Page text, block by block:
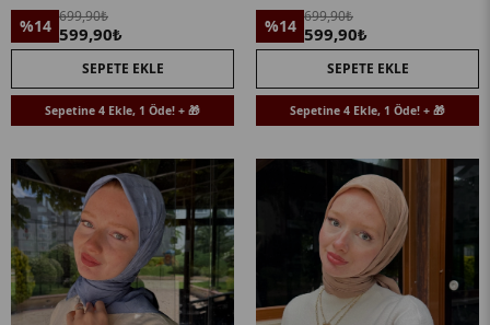
%14 699,90₺
599,90₺
SEPETE EKLE
Sepetine 4 Ekle, 1 Öde! + 🎁
%14 699,90₺
599,90₺
SEPETE EKLE
Sepetine 4 Ekle, 1 Öde! + 🎁